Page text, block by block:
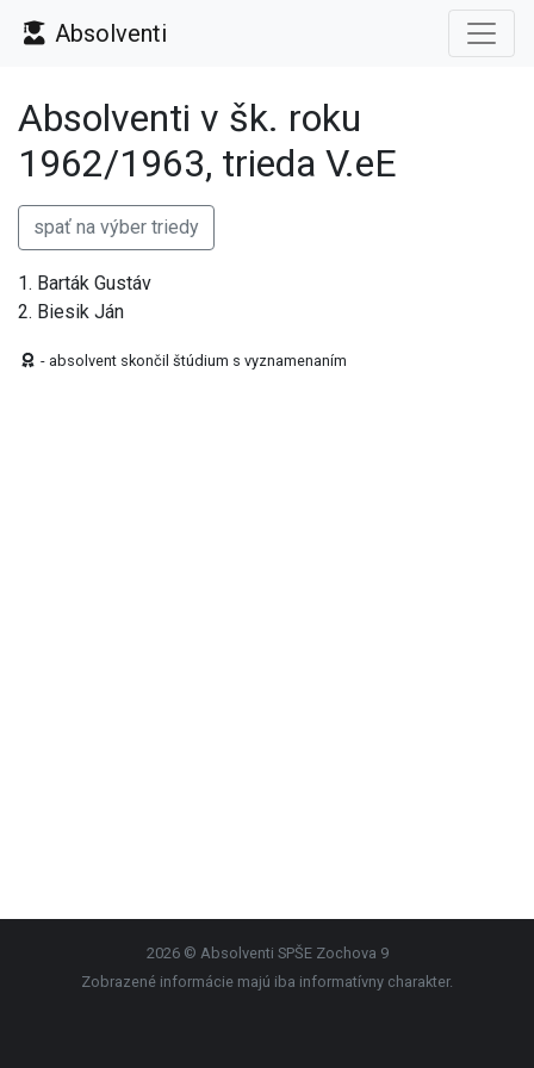
Absolventi
Absolventi v šk. roku
1962/1963, trieda V.eE
spať na výber triedy
1. Barták Gustáv
2. Biesik Ján
- absolvent skončil štúdium s vyznamenaním
2026 © Absolventi SPŠE Zochova 9
Zobrazené informácie majú iba informatívny charakter.